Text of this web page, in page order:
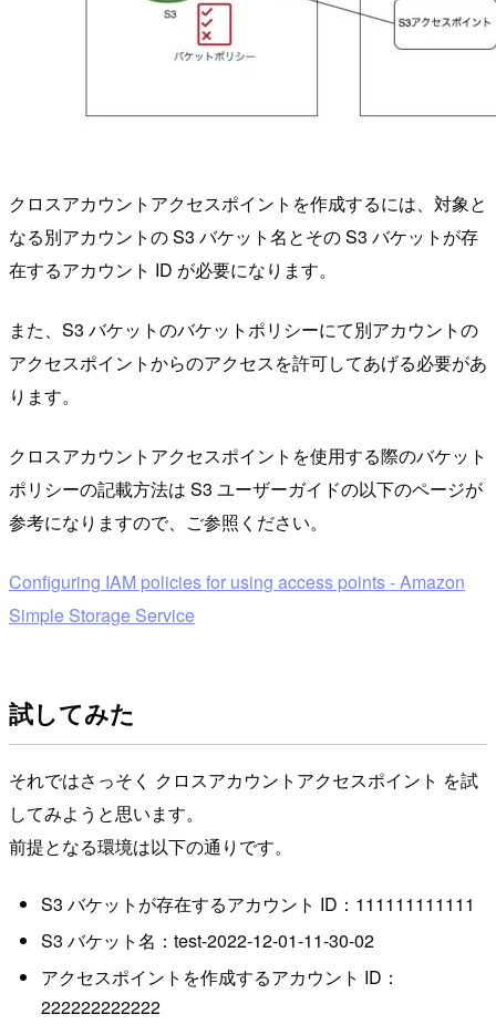
クロスアカウントアクセスポイントを作成するには、対象と
なる別アカウントの S3 バケット名とその S3 バケットが存
在するアカウント ID が必要になります。
また、S3 バケットのバケットポリシーにて別アカウントの
アクセスポイントからのアクセスを許可してあげる必要があ
ります。
クロスアカウントアクセスポイントを使用する際のバケット
ポリシーの記載方法は S3 ユーザーガイドの以下のページが
参考になりますので、ご参照ください。
Configuring IAM policies for using access points - Amazon
Simple Storage Service
試してみた
それではさっそく クロスアカウントアクセスポイント を試
してみようと思います。
前提となる環境は以下の通りです。
S3 バケットが存在するアカウント ID：111111111111
S3 バケット名：test-2022-12-01-11-30-02
アクセスポイントを作成するアカウント ID：
222222222222